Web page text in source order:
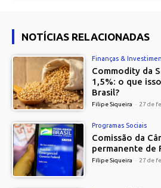
NOTÍCIAS RELACIONADAS
Finanças &
Commodity da
1,5%: o que
Brasil?
Filipe Siqueira - 27 de
Programas Sociais
Comissão da
permanente de
Filipe Siqueira - 27 de